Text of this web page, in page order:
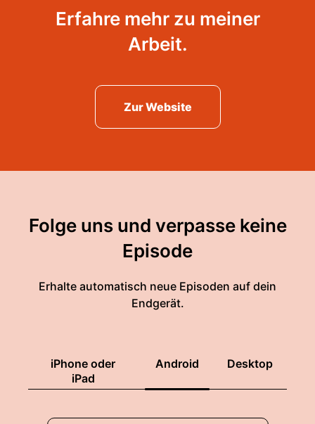
Erfahre mehr zu meiner
Arbeit.
Zur Website
Folge uns und verpasse keine
Episode
Erhalte automatisch neue Episoden auf dein
Endgerät.
iPhone oder
iPad
Android Desktop